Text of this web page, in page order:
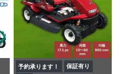
予約承ります！
保証有り